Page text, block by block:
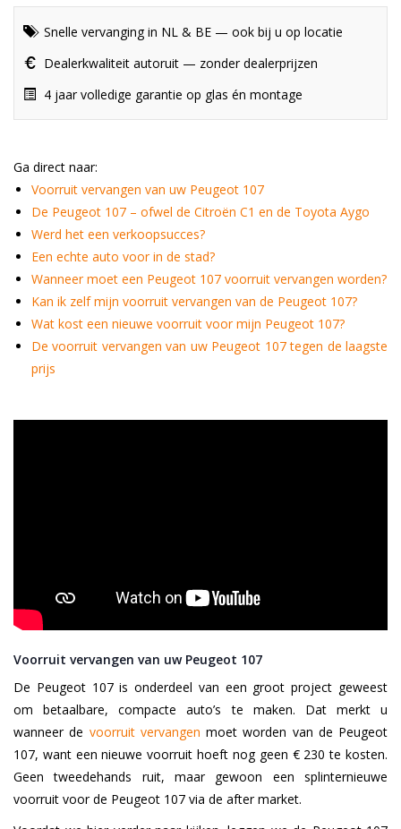
Snelle vervanging in NL & BE — ook bij u op locatie
Dealerkwaliteit autoruit — zonder dealerprijzen
4 jaar volledige garantie op glas én montage
Ga direct naar:
Voorruit vervangen van uw Peugeot 107
De Peugeot 107 – ofwel de Citroën C1 en de Toyota Aygo
Werd het een verkoopsucces?
Een echte auto voor in de stad?
Wanneer moet een Peugeot 107 voorruit vervangen worden?
Kan ik zelf mijn voorruit vervangen van de Peugeot 107?
Wat kost een nieuwe voorruit voor mijn Peugeot 107?
De voorruit vervangen van uw Peugeot 107 tegen de laagste
prijs
Voorruit vervangen van uw Peugeot 107
De Peugeot 107 is onderdeel van een groot project geweest
om betaalbare, compacte auto’s te maken. Dat merkt u
wanneer de voorruit vervangen moet worden van de Peugeot
107, want een nieuwe voorruit hoeft nog geen € 230 te kosten.
Geen tweedehands ruit, maar gewoon een splinternieuwe
voorruit voor de Peugeot 107 via de after market.